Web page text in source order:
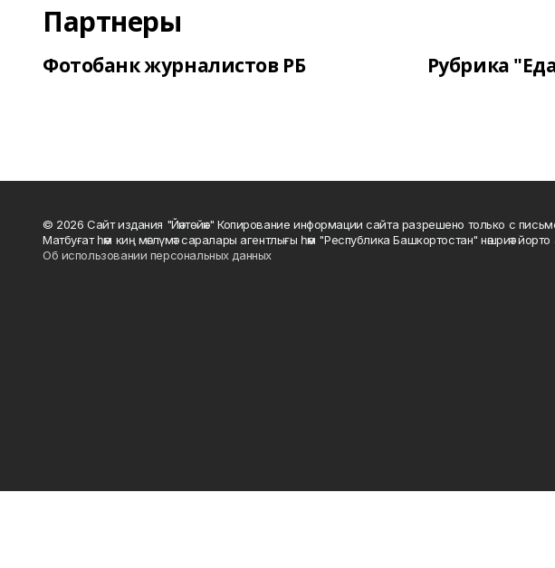
Партнеры
Фотобанк журналистов РБ Рубрика
© 2026 Сайт издания "Йәнтөйәк" Копирование информации сайта разрешено только с
Матбуғат һәм киң мәғлүмәт саралары агентлығы һәм "Республика Башкортостан" нәшриәт йорто
Об использовании персональных данных